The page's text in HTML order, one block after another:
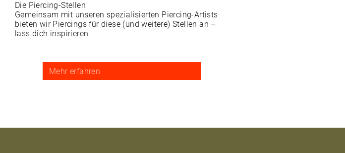
Die Piercing-Stellen
Gemeinsam mit unseren spezialisierten Piercing-Artists
bieten wir Piercings für diese (und weitere) Stellen an –
lass dich inspirieren.
Mehr erfahren